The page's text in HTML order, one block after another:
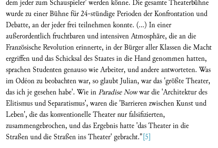
dem jeder zum Schauspieler' werden könne. Die gesamte Theaterbühne
wurde zu einer Bühne für 24-stündige Perioden der Konfrontation und
Debatte, an der jeder frei teilnehmen konnte. (...) In einer
außerordentlich fruchtbaren und intensiven Atmosphäre, die an die
Französische Revolution erinnerte, in der Bürger aller Klassen die Macht
ergriffen und das Schicksal des Staates in die Hand genommen hatten,
sprachen Studenten genauso wie Arbeiter, und andere antworteten. Was
im Odéon zu beobachten war, so glaubt Julian, war das 'größte Theater,
das ich je gesehen habe'. Wie inParadise Nowwar die 'Architektur des
Elitismus und Separatismus', waren die 'Barrieren zwischen Kunst und
Leben', die das konventionelle Theater nur falsifizierten,
zusammengebrochen, und das Ergebnis hatte 'das Theater in die
Straßen und die Straßen ins Theater' gebracht."[5]